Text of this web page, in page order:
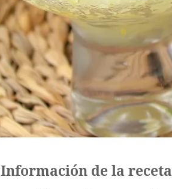
Información de la receta